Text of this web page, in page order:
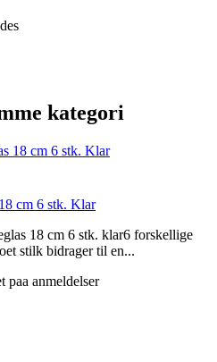
kategori
cm 6 stk. Klar
18 cm 6 stk. klar6 forskellige
stilk bidrager til en...
paa anmeldelser